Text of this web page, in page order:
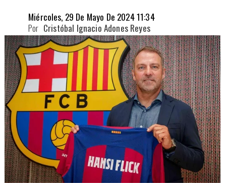
Miércoles, 29 De Mayo De 2024 11:34
Cristóbal Ignacio Adones Reyes
Por